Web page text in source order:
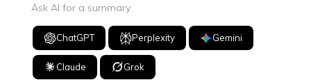
Ask AI for a summary
ChatGPT Perplexity Gemini
Claude Grok